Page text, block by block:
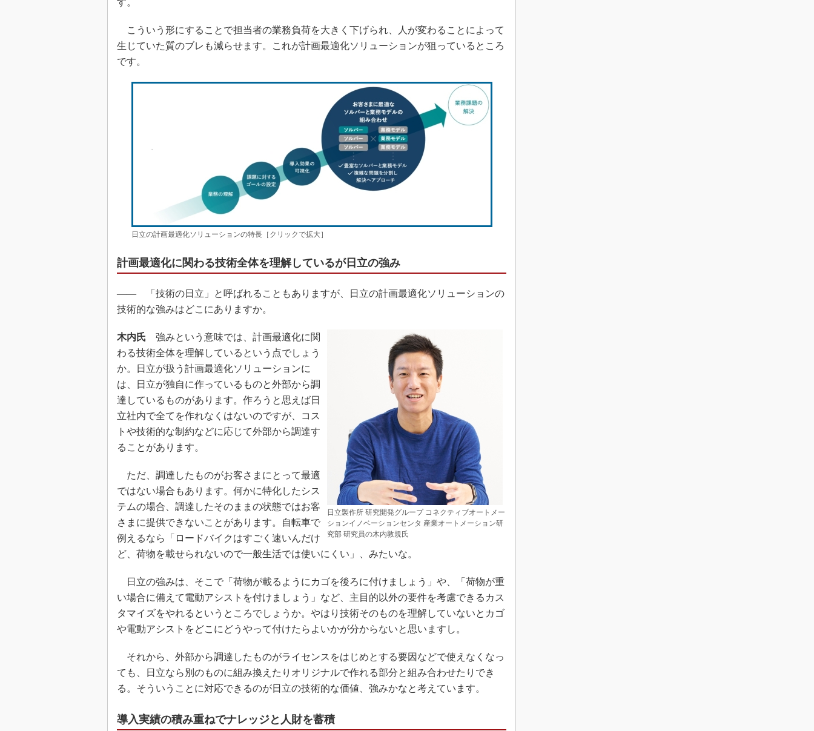
す。
こういう形にすることで担当者の業務負荷を大きく下げられ、人が変わることによって
生じていた質のブレも減らせます。これが計画最適化ソリューションが狙っているところ
です。
日立の計画最適化ソリューションの特長［クリックで拡大］
計画最適化に関わる技術全体を理解しているが日立の強み
―― 「技術の日立」と呼ばれることもありますが、日立の計画最適化ソリューションの
技術的な強みはどこにありますか。
日立製作所 研究開発グループ コネクティブオートメー
ションイノベーションセンタ 産業オートメーション研
究部 研究員の木内敦規氏
木内氏 強みという意味では、計画最適化に関
わる技術全体を理解しているという点でしょう
か。日立が扱う計画最適化ソリューションに
は、日立が独自に作っているものと外部から調
達しているものがあります。作ろうと思えば日
立社内で全てを作れなくはないのですが、コス
トや技術的な制約などに応じて外部から調達す
ることがあります。
ただ、調達したものがお客さまにとって最適
ではない場合もあります。何かに特化したシス
テムの場合、調達したそのままの状態ではお客
さまに提供できないことがあります。自転車で
例えるなら「ロードバイクはすごく速いんだけ
ど、荷物を載せられないので一般生活では使いにくい」、みたいな。
日立の強みは、そこで「荷物が載るようにカゴを後ろに付けましょう」や、「荷物が重
い場合に備えて電動アシストを付けましょう」など、主目的以外の要件を考慮できるカス
タマイズをやれるというところでしょうか。やはり技術そのものを理解していないとカゴ
や電動アシストをどこにどうやって付けたらよいかが分からないと思いますし。
それから、外部から調達したものがライセンスをはじめとする要因などで使えなくなっ
ても、日立なら別のものに組み換えたりオリジナルで作れる部分と組み合わせたりでき
る。そういうことに対応できるのが日立の技術的な価値、強みかなと考えています。
導入実績の積み重ねでナレッジと人財を蓄積